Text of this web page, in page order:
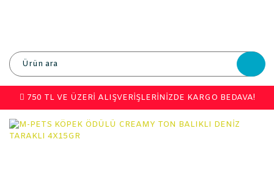
750 TL VE ÜZERİ ALIŞVERİŞLERİNİZDE KARGO BEDAVA!